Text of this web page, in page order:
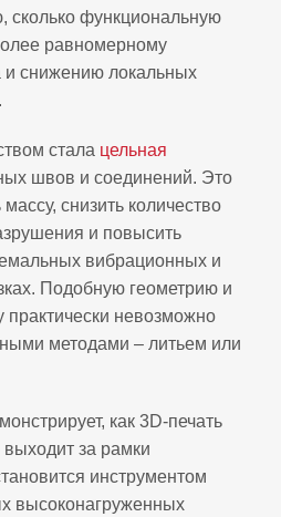
сколько функциональную
равномерному
и снижению локальных
стала цельная
швов и соединений. Это
снизить количество
и повысить
вибрационных и
Подобную геометрию и
практически невозможно
методами – литьем или
как 3D‑печать
за рамки
инструментом
высоконагруженных